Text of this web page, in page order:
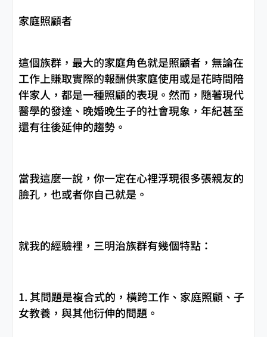
家庭照顧者
這個族群，最大的家庭角色就是照顧者，無論在
工作上賺取實際的報酬供家庭使用或是花時間陪
伴家人，都是一種照顧的表現。然而，隨著現代
醫學的發達、晚婚晚生子的社會現象，年紀甚至
還有往後延伸的趨勢。
當我這麼一說，你一定在心裡浮現很多張親友的
臉孔，也或者你自己就是。
就我的經驗裡，三明治族群有幾個特點：
1. 其問題是複合式的，橫跨工作、家庭照顧、子
女教養，與其他衍伸的問題。